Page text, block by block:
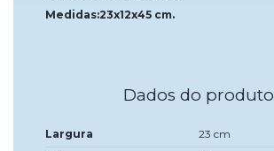
Medidas:23x12x45 cm.
Dados do produto
Largura
23 cm